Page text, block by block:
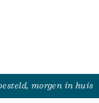
morgen in huis